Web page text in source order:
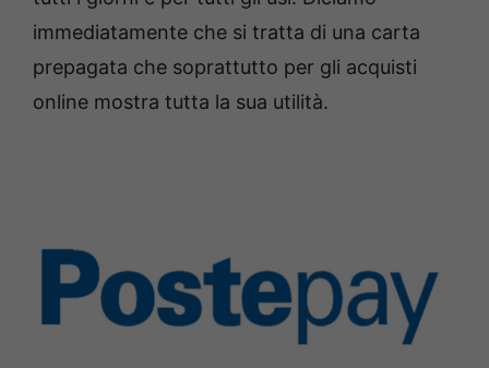
immediatamente che si tratta di una carta
prepagata che soprattutto per gli acquisti
online mostra tutta la sua utilità.